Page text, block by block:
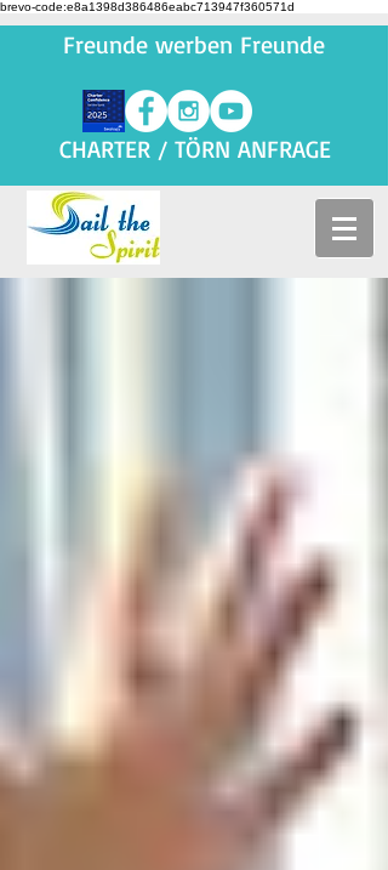
brevo-code:e8a1398d386486eabc713947f360571d
Freunde werben Freunde
CHARTER / TÖRN ANFRAGE